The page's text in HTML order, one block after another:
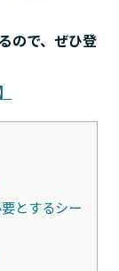
ので、ぜひ登
とするシー